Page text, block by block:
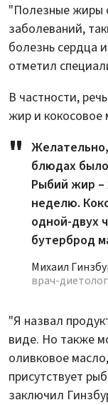
"Полезные жиры
заболеваний,
болезнь сердца
отметил
В частности,
жир и кокосовое
блюдах
Рыбий жир –
неделю.
одной-двух
бутерброд
Михаил
врач-диетолог
"Я назвал
виде. Но также
оливковое
присутствует
заключил